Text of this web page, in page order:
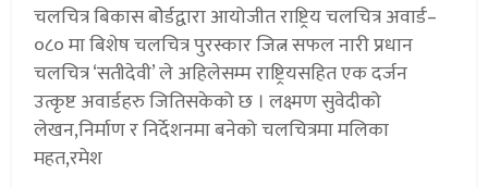
चलचित्र बिकास बोेर्डद्वारा आयोजीत राष्ट्रिय चलचित्र अवार्ड–
०८० मा बिशेष चलचित्र पुरस्कार जित्न सफल नारी प्रधान
चलचित्र ‘सतीदेवी’ ले अहिलेसम्म राष्ट्रियसहित एक दर्जन
उत्कृष्ट अवार्डहरु जितिसकेको छ । लक्ष्मण सुवेदीको
लेखन,निर्माण र निर्देशनमा बनेको चलचित्रमा मलिका
महत,रमेश